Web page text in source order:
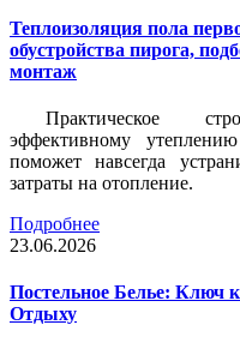
Теплоизоляция пола
обустройства пирога,
монтаж
Практическое
эффективному
поможет навсегда
затраты на отопление.
Подробнее
23.06.2026
Постельное Белье: Ключ
Отдыху